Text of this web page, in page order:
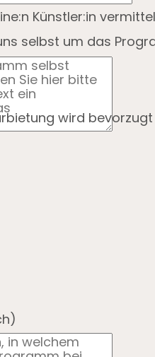
Künstler:in
selbst um das
wird